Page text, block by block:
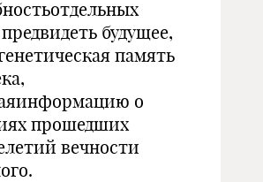
будущее,
память
о
прошедших
вечности